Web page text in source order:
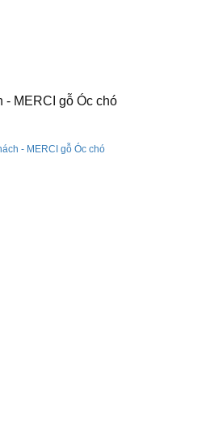
- MERCI gỗ Óc chó